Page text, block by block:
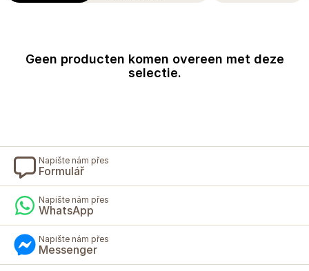
Geen producten komen overeen met deze
selectie.
Napište nám přes
Formulář
Napište nám přes
WhatsApp
Napište nám přes
Messenger